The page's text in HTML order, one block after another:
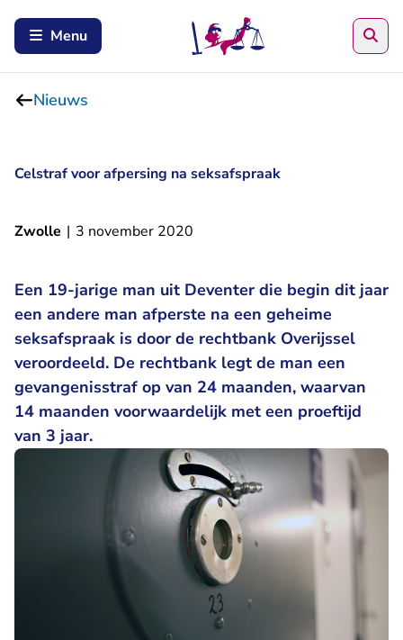
Menu
Nieuws
Celstraf voor afpersing na seksafspraak
Zwolle | 3 november 2020
Een 19-jarige man uit Deventer die begin dit jaar
een andere man afperste na een geheime
seksafspraak is door de rechtbank Overijssel
veroordeeld. De rechtbank legt de man een
gevangenisstraf op van 24 maanden, waarvan
14 maanden voorwaardelijk met een proeftijd
van 3 jaar.